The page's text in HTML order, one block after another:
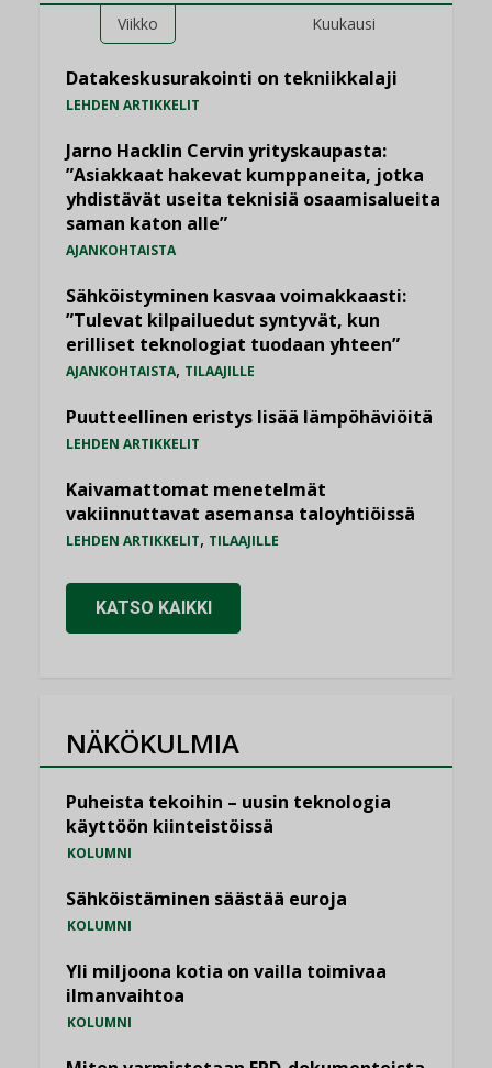
Viikko Kuukausi
Datakeskusurakointi on tekniikkalaji
LEHDEN ARTIKKELIT
Jarno Hacklin Cervin yrityskaupasta:
”Asiakkaat hakevat kumppaneita, jotka
yhdistävät useita teknisiä osaamisalueita
saman katon alle”
AJANKOHTAISTA
Sähköistyminen kasvaa voimakkaasti:
”Tulevat kilpailuedut syntyvät, kun
erilliset teknologiat tuodaan yhteen”
AJANKOHTAISTA, TILAAJILLE
Puutteellinen eristys lisää lämpöhäviöitä
LEHDEN ARTIKKELIT
Kaivamattomat menetelmät
vakiinnuttavat asemansa taloyhtiöissä
LEHDEN ARTIKKELIT, TILAAJILLE
KATSO KAIKKI
NÄKÖKULMIA
Puheista tekoihin – uusin teknologia
käyttöön kiinteistöissä
KOLUMNI
Sähköistäminen säästää euroja
KOLUMNI
Yli miljoona kotia on vailla toimivaa
ilmanvaihtoa
KOLUMNI